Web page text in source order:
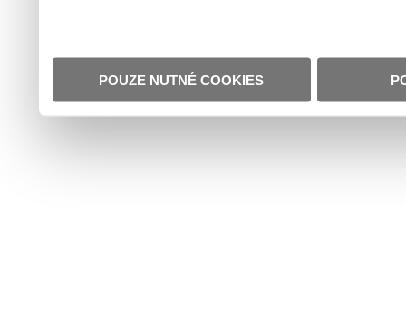
POUZE NUTNÉ COOKIES